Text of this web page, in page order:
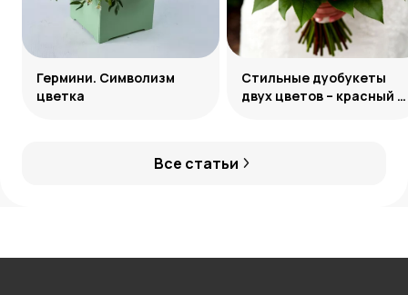
Все статьи
Гермини. Символизм
цветка
Стильные дуобукеты
двух цветов – красный и